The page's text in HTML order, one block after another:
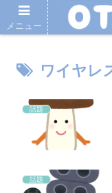
ワイヤレ
話題
話題
メニュー